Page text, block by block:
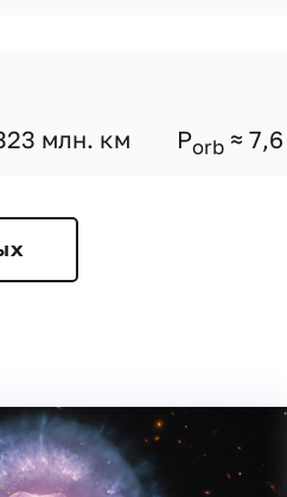
млн. км Porb ≈ 7,6